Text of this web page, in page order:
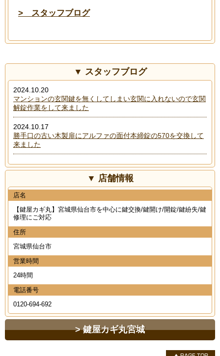
> スタッフブログ
スタッフブログ
2024.10.20
マンションの玄関鍵を無くしてしまい玄関に入れないので玄関
解錠作業をして来ました
2024.10.17
勝手口の古い木製扉にアルファの面付本締錠の570を交換して
来ました
店舗情報
店名
【鍵屋カギ丸】宮城県仙台市を中心に鍵交換/鍵開け/開錠/鍵紛失/鍵
修理にご対応
住所
宮城県仙台市
営業時間
24時間
電話番号
0120-694-692
鍵屋カギ丸宮城